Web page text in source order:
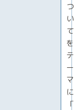
つ
い
を
テ
ー
マ